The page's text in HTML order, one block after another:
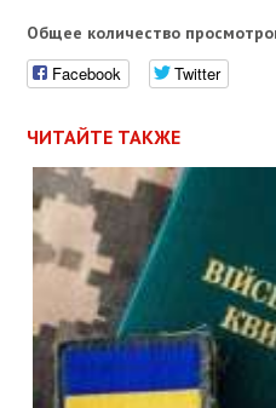
Общее количество
Facebook Twitter
ЧИТАЙТЕ ТАКЖЕ